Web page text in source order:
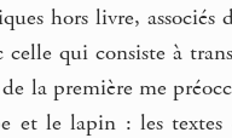
hors livre, associés
qui consiste à
la première me
et le lapin : les